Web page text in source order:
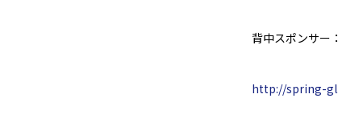
背中スポンサー
http://spring-